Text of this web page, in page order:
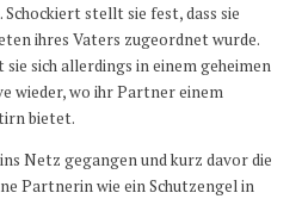
stellt sie fest, dass sie
ihres Vaters zugeordnet wurde.
sich allerdings in einem geheimen
wieder, wo ihr Partner einem
bietet.
Netz gegangen und kurz davor die
Partnerin wie ein Schutzengel in